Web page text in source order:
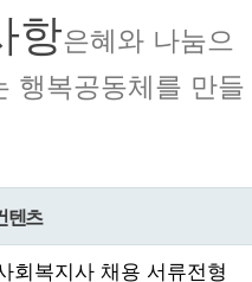
항은혜와 나눔으
행복공동체를 만들
텐츠
회복지사 채용 서류전형